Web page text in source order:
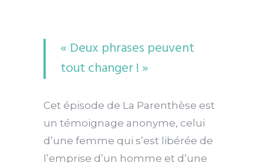
« Deux phrases peuvent
tout changer ! »
Cet épisode de La Parenthèse est
un témoignage anonyme, celui
d’une femme qui s’est libérée de
l’emprise d’un homme et d’une